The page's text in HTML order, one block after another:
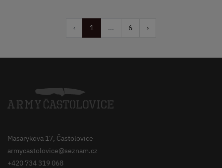
‹ 1 ... 6 ›
Masarykova 17, Častolovice
armycastolovice@seznam.cz
+420 734 319 068